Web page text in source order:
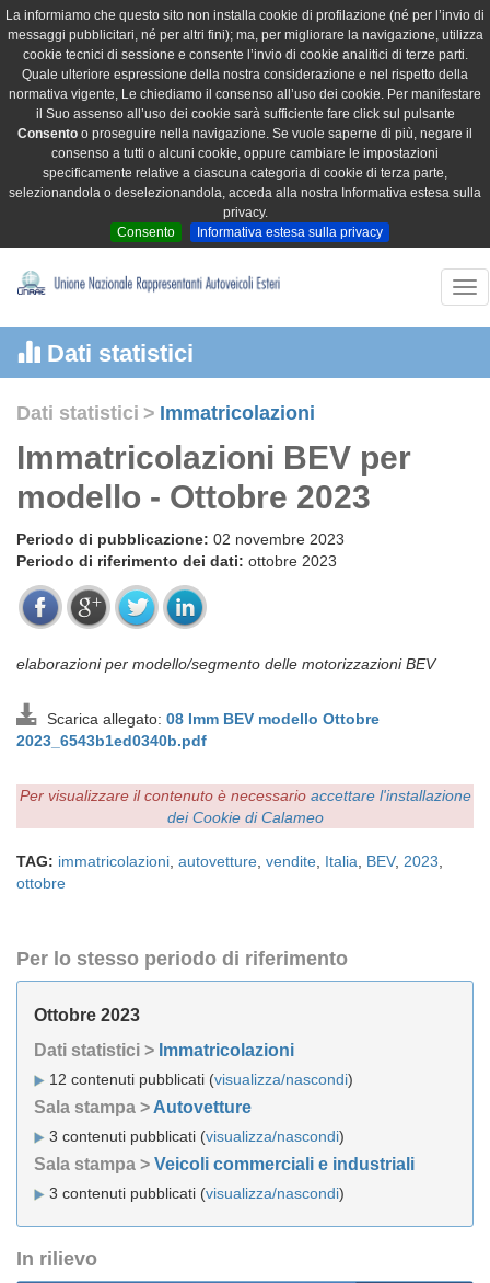
La informiamo che questo sito non installa cookie di profilazione (né per l’invio di
messaggi pubblicitari, né per altri fini); ma, per migliorare la navigazione, utilizza
cookie tecnici di sessione e consente l’invio di cookie analitici di terze parti.
Quale ulteriore espressione della nostra considerazione e nel rispetto della
normativa vigente, Le chiediamo il consenso all’uso dei cookie. Per manifestare
il Suo assenso all’uso dei cookie sarà sufficiente fare click sul pulsante
Consento o proseguire nella navigazione. Se vuole saperne di più, negare il
consenso a tutti o alcuni cookie, oppure cambiare le impostazioni
specificamente relative a ciascuna categoria di cookie di terza parte,
selezionandola o deselezionandola, acceda alla nostra Informativa estesa sulla
privacy.
Consento
Informativa estesa sulla privacy
Dati statistici
Dati statistici > Immatricolazioni
Immatricolazioni BEV per
modello - Ottobre 2023
Periodo di pubblicazione: 02 novembre 2023
Periodo di riferimento dei dati: ottobre 2023
elaborazioni per modello/segmento delle motorizzazioni BEV
Scarica allegato: 08 Imm BEV modello Ottobre
2023_6543b1ed0340b.pdf
Per visualizzare il contenuto è necessario accettare l'installazione
dei Cookie di Calameo
TAG: immatricolazioni autovetture vendite Italia BEV, 2023
ottobre
Per lo stesso periodo di riferimento
Ottobre 2023
Dati statistici > Immatricolazioni
12 contenuti pubblicati (visualizza/nascondi)
Sala stampa > Autovetture
3 contenuti pubblicati (visualizza/nascondi)
Sala stampa > Veicoli commerciali e industriali
3 contenuti pubblicati (visualizza/nascondi)
In rilievo